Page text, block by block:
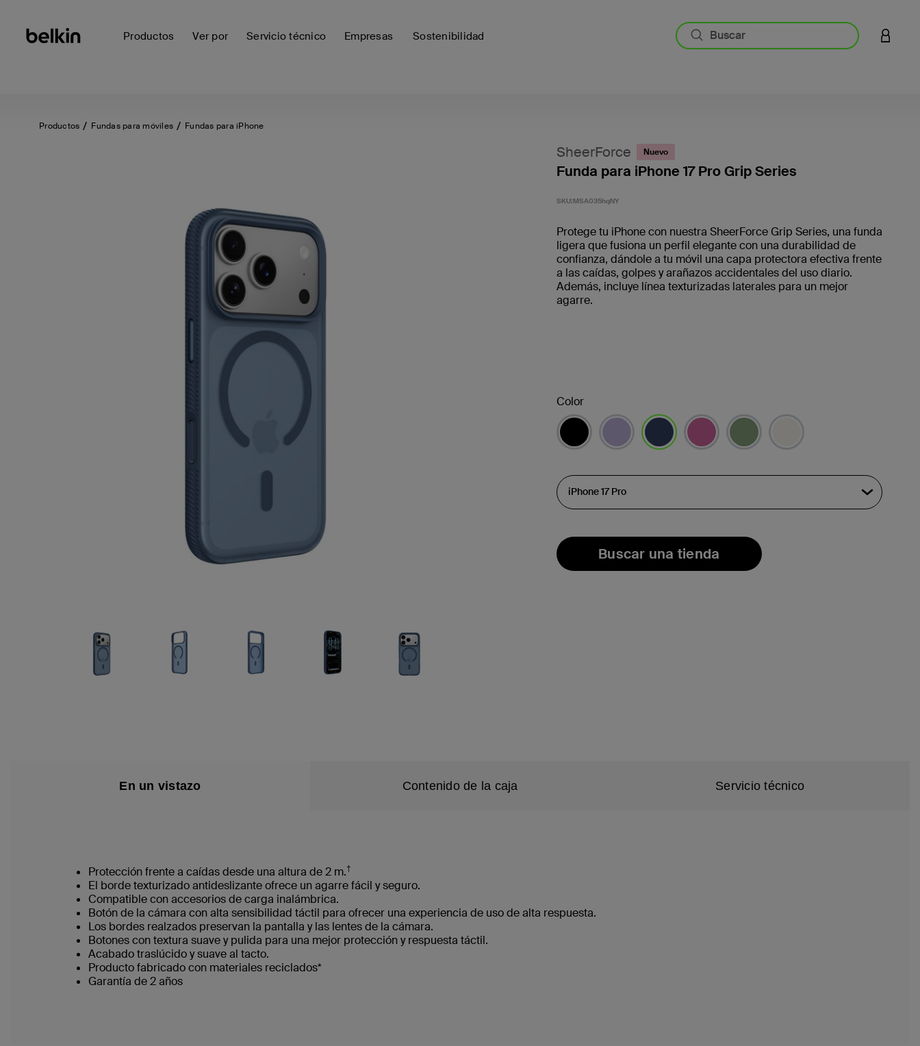
Productos Ver por Servicio técnico Empresas Sostenibilidad
Productos Fundas para móviles Fundas para iPhone
SheerForce Nuevo
Funda para iPhone 17 Pro Grip Series
SKU:MSA035hqNY
Protege tu iPhone con nuestra SheerForce Grip Series, una funda
ligera que fusiona un perfil elegante con una durabilidad de
confianza, dándole a tu móvil una capa protectora efectiva frente
a las caídas, golpes y arañazos accidentales del uso diario.
Además, incluye línea texturizadas laterales para un mejor
agarre.
Color
Buscar una tienda
En un vistazo Contenido de la caja Servicio técnico
Protección frente a caídas desde una altura de 2 m.†
El borde texturizado antideslizante ofrece un agarre fácil y seguro.
Compatible con accesorios de carga inalámbrica.
Botón de la cámara con alta sensibilidad táctil para ofrecer una experiencia de uso de alta respuesta.
Los bordes realzados preservan la pantalla y las lentes de la cámara.
Botones con textura suave y pulida para una mejor protección y respuesta táctil.
Acabado traslúcido y suave al tacto.
Producto fabricado con materiales reciclados*
Garantía de 2 años